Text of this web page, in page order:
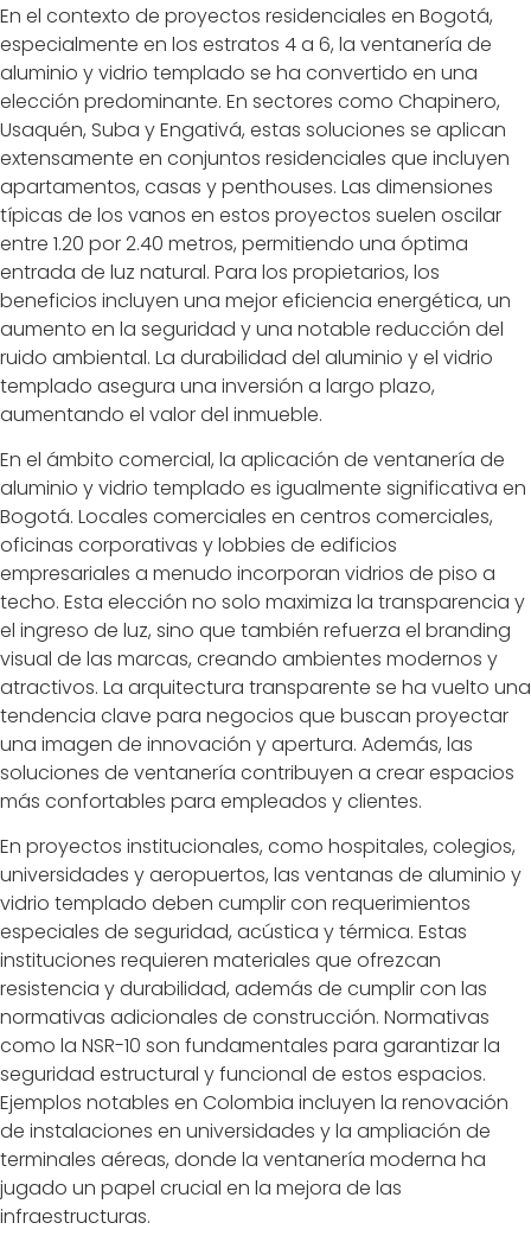
En el contexto de proyectos residenciales en Bogotá,
especialmente en los estratos 4 a 6, la ventanería de
aluminio y vidrio templado se ha convertido en una
elección predominante. En sectores como Chapinero,
Usaquén, Suba y Engativá, estas soluciones se aplican
extensamente en conjuntos residenciales que incluyen
apartamentos, casas y penthouses. Las dimensiones
típicas de los vanos en estos proyectos suelen oscilar
entre 1.20 por 2.40 metros, permitiendo una óptima
entrada de luz natural. Para los propietarios, los
beneficios incluyen una mejor eficiencia energética, un
aumento en la seguridad y una notable reducción del
ruido ambiental. La durabilidad del aluminio y el vidrio
templado asegura una inversión a largo plazo,
aumentando el valor del inmueble.
En el ámbito comercial, la aplicación de ventanería de
aluminio y vidrio templado es igualmente significativa en
Bogotá. Locales comerciales en centros comerciales,
oficinas corporativas y lobbies de edificios
empresariales a menudo incorporan vidrios de piso a
techo. Esta elección no solo maximiza la transparencia y
el ingreso de luz, sino que también refuerza el branding
visual de las marcas, creando ambientes modernos y
atractivos. La arquitectura transparente se ha vuelto una
tendencia clave para negocios que buscan proyectar
una imagen de innovación y apertura. Además, las
soluciones de ventanería contribuyen a crear espacios
más confortables para empleados y clientes.
En proyectos institucionales, como hospitales, colegios,
universidades y aeropuertos, las ventanas de aluminio y
vidrio templado deben cumplir con requerimientos
especiales de seguridad, acústica y térmica. Estas
instituciones requieren materiales que ofrezcan
resistencia y durabilidad, además de cumplir con las
normativas adicionales de construcción. Normativas
como la NSR-10 son fundamentales para garantizar la
seguridad estructural y funcional de estos espacios.
Ejemplos notables en Colombia incluyen la renovación
de instalaciones en universidades y la ampliación de
terminales aéreas, donde la ventanería moderna ha
jugado un papel crucial en la mejora de las
infraestructuras.